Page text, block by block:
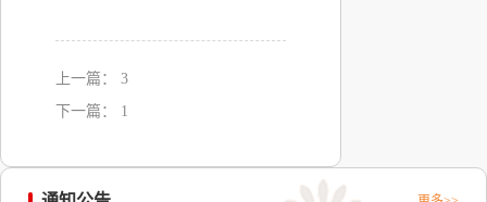
上一篇：
3
下一篇：
1